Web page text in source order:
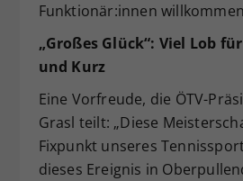
Funktionär:innen
„Großes Glück“: Viel Lob
und Kurz
Eine Vorfreude, die ÖTV-
Grasl teilt: „Diese
Fixpunkt unseres
dieses Ereignis in